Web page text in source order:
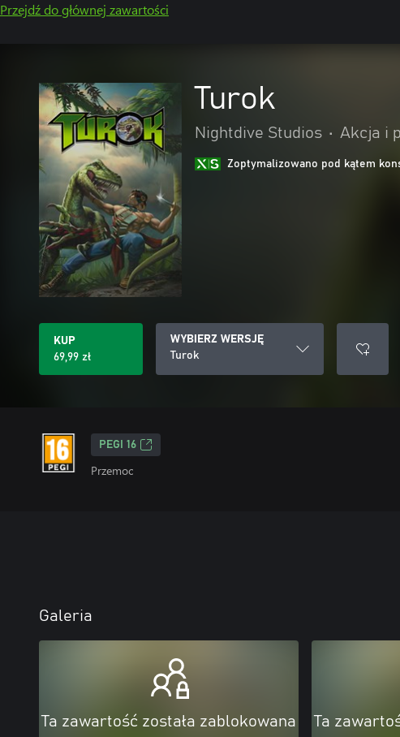
Przejdź do głównej zawartości
Turok
Nightdive Studios • Akcja i
Zoptymalizowano pod kątem
KUP
69,99 zł
WYBIERZ WERSJĘ
Turok
PEGI 16
Przemoc
Galeria
Ta zawartość została zablokowana Ta